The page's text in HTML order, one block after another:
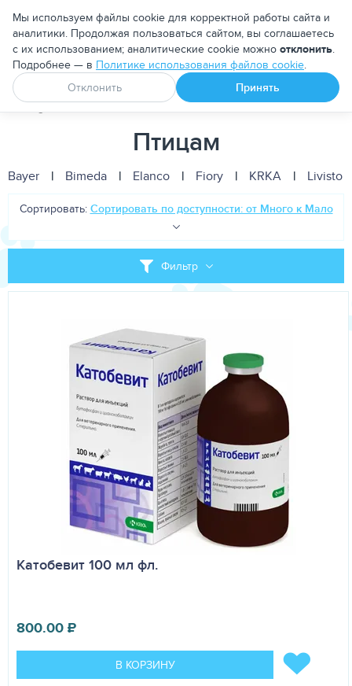
Москва
Апоквел Ветмедин От блох и клещей
PetDog Птицам
Птицам
Bayer | Bimeda | Elanco | Fiory | KRKA | Livisto
Фильтр
Сортировать: Сортировать по доступности: от Много к Мало
Катобевит 100 мл фл.
800.00₽
В КОРЗИНУ
Мы используем файлы cookie для корректной работы сайта и
аналитики. Продолжая пользоваться сайтом, вы соглашаетесь
с их использованием; аналитические cookie можно отклонить.
Подробнее — в Политике использования файлов cookie.
Отклонить
Принять